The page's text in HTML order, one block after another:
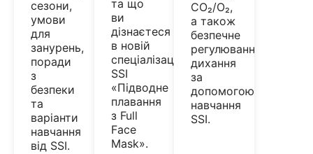
сезони,
умови
для
занурень,
поради
з
безпеки
та
варіанти
навчання
від SSI.
та що
ви
дізнаєтеся
в новій
спеціалізації
SSI
«Підводне
плавання
з Full
Face
Mask».
CO₂/O₂,
а також
безпечне
регулювання
дихання
за
допомогою
навчання
SSI.